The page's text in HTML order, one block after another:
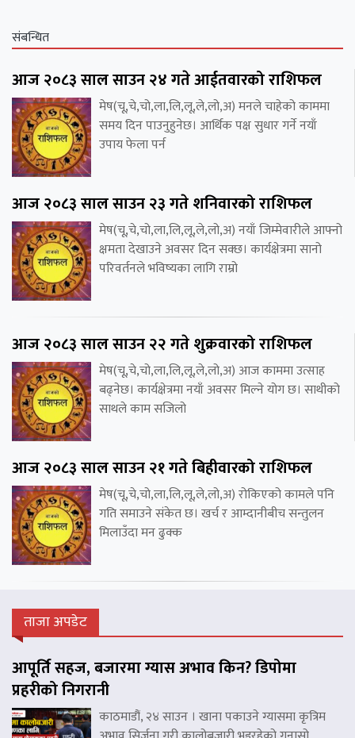
संबन्धित
आज २०८३ साल साउन २४ गते आईतवारको राशिफल
मेष(चू,चे,चो,ला,लि,लू,ले,लो,अ) मनले चाहेको काममा
समय दिन पाउनुहुनेछ। आर्थिक पक्ष सुधार गर्ने नयाँ
उपाय फेला पर्न
आज २०८३ साल साउन २३ गते शनिवारको राशिफल
मेष(चू,चे,चो,ला,लि,लू,ले,लो,अ) नयाँ जिम्मेवारीले आफ्नो
क्षमता देखाउने अवसर दिन सक्छ। कार्यक्षेत्रमा सानो
परिवर्तनले भविष्यका लागि राम्रो
आज २०८३ साल साउन २२ गते शुक्रवारको राशिफल
मेष(चू,चे,चो,ला,लि,लू,ले,लो,अ) आज काममा उत्साह
बढ्नेछ। कार्यक्षेत्रमा नयाँ अवसर मिल्ने योग छ। साथीको
साथले काम सजिलो
आज २०८३ साल साउन २१ गते बिहीवारको राशिफल
मेष(चू,चे,चो,ला,लि,लू,ले,लो,अ) रोकिएको कामले पनि
गति समाउने संकेत छ। खर्च र आम्दानीबीच सन्तुलन
मिलाउँदा मन ढुक्क
ताजा अपडेट
आपूर्ति सहज, बजारमा ग्यास अभाव किन? डिपोमा
प्रहरीको निगरानी
काठमाडौं, २४ साउन । खाना पकाउने ग्यासमा कृत्रिम